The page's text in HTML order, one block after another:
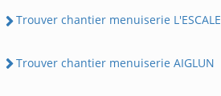
Trouver chantier menuiserie L'ESCALE
Trouver chantier menuiserie AIGLUN